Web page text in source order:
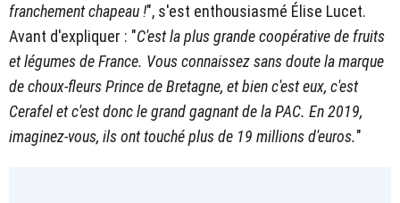
franchement chapeau !", s'est enthousiasmé Élise Lucet.
Avant d'expliquer : "C'est la plus grande coopérative de fruits
et légumes de France. Vous connaissez sans doute la marque
de choux-fleurs Prince de Bretagne, et bien c'est eux, c'est
Cerafel et c'est donc le grand gagnant de la PAC. En 2019,
imaginez-vous, ils ont touché plus de 19 millions d'euros."